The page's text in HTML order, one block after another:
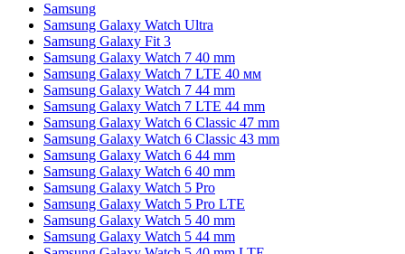
Samsung
Samsung Galaxy Watch Ultra
Samsung Galaxy Fit 3
Samsung Galaxy Watch 7 40 mm
Samsung Galaxy Watch 7 LTE 40 мм
Samsung Galaxy Watch 7 44 mm
Samsung Galaxy Watch 7 LTE 44 mm
Samsung Galaxy Watch 6 Classic 47 mm
Samsung Galaxy Watch 6 Classic 43 mm
Samsung Galaxy Watch 6 44 mm
Samsung Galaxy Watch 6 40 mm
Samsung Galaxy Watch 5 Pro
Samsung Galaxy Watch 5 Pro LTE
Samsung Galaxy Watch 5 40 mm
Samsung Galaxy Watch 5 44 mm